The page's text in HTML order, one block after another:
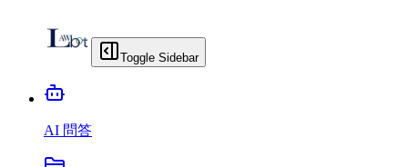
Toggle Sidebar
AI 問答